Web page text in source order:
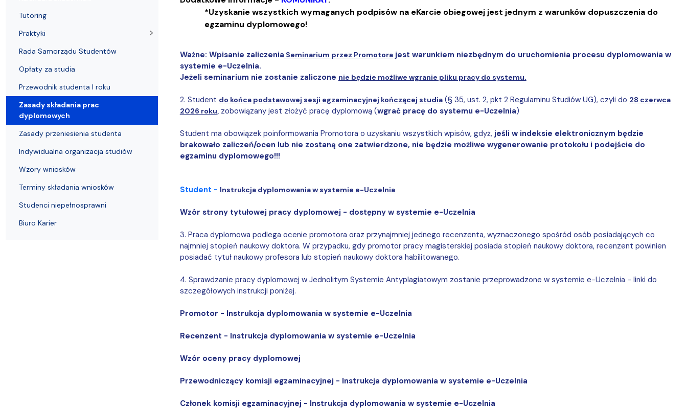
*Uzyskanie wszystkich wymaganych podpisów na eKarcie obiegowej jest jednym z warunków dopuszczenia do
egzaminu dyplomowego!
Ważne: Wpisanie zaliczenia Seminarium przez Promotorajest warunkiem niezbędnym do uruchomienia procesu dyplomowania w
systemie e-Uczelnia.
Jeżeli seminarium nie zostanie zaliczone nie będzie możliwe wgranie pliku pracy do systemu.
2. Student do końca podstawowej sesji egzaminacyjnej kończącej studia(§ 35, ust. 2, pkt 2 Regulaminu Studiów UG), czyli do 28 czerwca
2026 roku, zobowiązany jest złożyć pracę dyplomową (wgrać pracę do systemu e-Uczelnia)
Student ma obowiązek poinformowania Promotora o uzyskaniu wszystkich wpisów, gdyż, jeśli w indeksie elektronicznym będzie
brakowało zaliczeń/ocen lub nie zostaną one zatwierdzone, nie będzie możliwe wygenerowanie protokołu i podejście do
egzaminu dyplomowego!!!
Student - Instrukcja dyplomowania w systemie e-Uczelnia
Wzór strony tytułowej pracy dyplomowej - dostępny w systemie e-Uczelnia
3. Praca dyplomowa podlega ocenie promotora oraz przynajmniej jednego recenzenta, wyznaczonego spośród osób posiadających co
najmniej stopień naukowy doktora. W przypadku, gdy promotor pracy magisterskiej posiada stopień naukowy doktora, recenzent powinien
posiadać tytuł naukowy profesora lub stopień naukowy doktora habilitowanego.
4. Sprawdzanie pracy dyplomowej w Jednolitym Systemie Antyplagiatowym zostanie przeprowadzone w systemie e-Uczelnia - linki do
szczegółowych instrukcji poniżej.
Promotor - Instrukcja dyplomowania w systemie e-Uczelnia
Recenzent - Instrukcja dyplomowania w systemie e-Uczelnia
Wzór oceny pracy dyplomowej
Przewodniczący komisji egzaminacyjnej - Instrukcja dyplomowania w systemie e-Uczelnia
Członek komisji egzaminacyjnej - Instrukcja dyplomowania w systemie e-Uczelnia
Tutoring
Praktyki
Rada Samorządu Studentów
Opłaty za studia
Przewodnik studenta I roku
Zasady składania prac
dyplomowych
Zasady przeniesienia studenta
Indywidualna organizacja studiów
Wzory wniosków
Terminy składania wniosków
Studenci niepełnosprawni
Biuro Karier